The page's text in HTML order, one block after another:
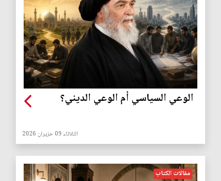
الوعي السياسي أم الوعي الديني؟
الثلاثاء 09 حزيران 2026
مقالات الكتاب